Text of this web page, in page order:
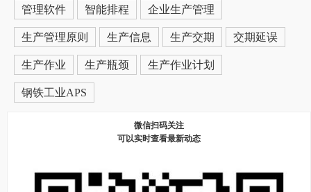
管理软件 智能排程 企业生产管理
生产管理原则 生产信息 生产交期 交期延误
生产作业 生产瓶颈 生产作业计划
钢铁工业APS
微信扫码关注
可以实时查看最新动态